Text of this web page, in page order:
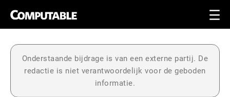
Onderstaande bijdrage is van een externe partij. De
redactie is niet verantwoordelijk voor de geboden
informatie.